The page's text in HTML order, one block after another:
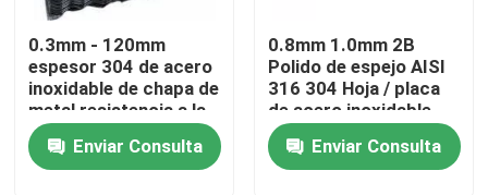
Inicio
Sobre nosotros
0.3mm - 120mm
espesor 304 de acero
inoxidable de chapa de
metal resistencia a la
corrosión
Enviar Consulta
0.8mm 1.0mm 2B
Polido de espejo AISI
316 304 Hoja / placa
de acero inoxidable
Enviar Consulta